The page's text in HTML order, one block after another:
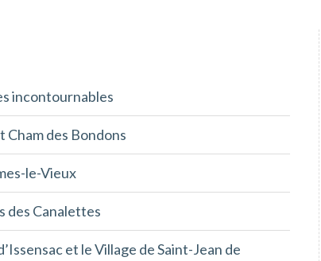
incontournables
Cham des Bondons
le-Vieux
des Canalettes
et le Village de Saint-Jean de